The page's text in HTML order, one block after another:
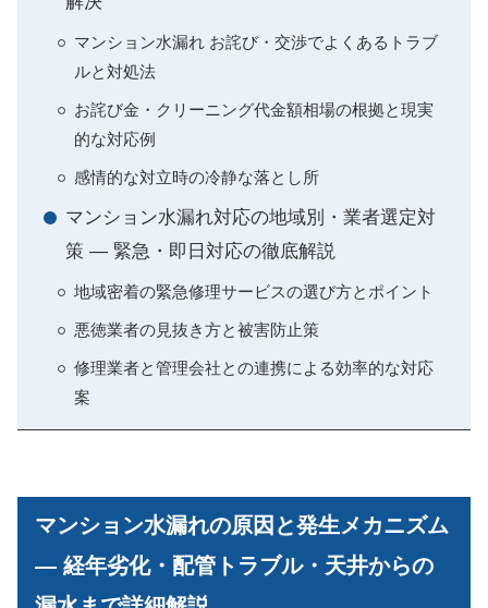
マンション水漏れ お詫び・交渉でよくあるトラブ
ルと対処法
お詫び金・クリーニング代金額相場の根拠と現実
的な対応例
感情的な対立時の冷静な落とし所
マンション水漏れ対応の地域別・業者選定対
策 — 緊急・即日対応の徹底解説
地域密着の緊急修理サービスの選び方とポイント
悪徳業者の見抜き方と被害防止策
修理業者と管理会社との連携による効率的な対応
案
マンション水漏れの原因と発生メカニズム
— 経年劣化・配管トラブル・天井からの